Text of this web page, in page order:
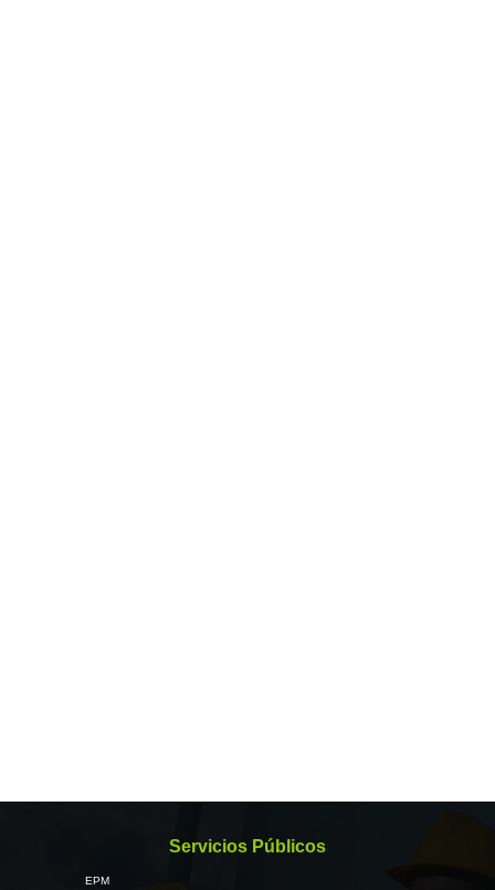
Servicios Públicos
EPM